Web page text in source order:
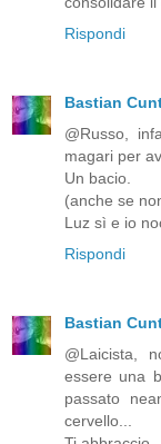
Rispondi
Bastian
@Russo,
magari per
Un bacio.
(anche se
Luz sì e io
Rispondi
Bastian
@Laicista,
essere una
passato
cervello...